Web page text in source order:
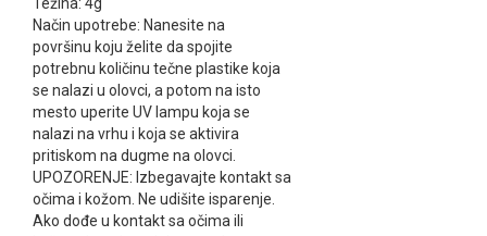
Način upotrebe: Nanesite na
površinu koju želite da spojite
potrebnu količinu tečne plastike koja
se nalazi u olovci, a potom na isto
mesto uperite UV lampu koja se
nalazi na vrhu i koja se aktivira
pritiskom na dugme na olovci.
UPOZORENJE: Izbegavajte kontakt sa
očima i kožom. Ne udišite isparenje.
Ako dođe u kontakt sa očima ili